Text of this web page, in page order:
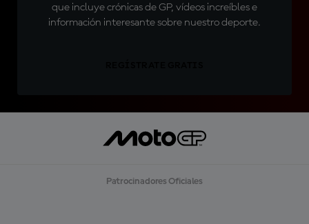
que incluye crónicas de GP, vídeos increíbles e
información interesante sobre nuestro deporte.
Patrocinadores Oficiales